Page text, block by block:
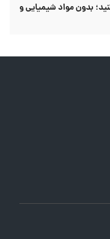
۵ دقیقه‌ای تمیز کنید؛ بدون مواد شیمیایی و